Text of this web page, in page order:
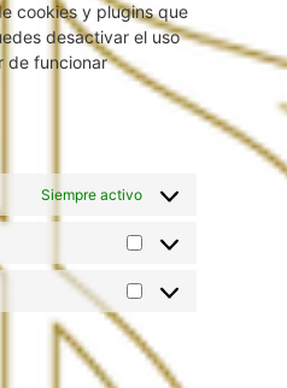
cookies y plugins que
desactivar el uso
de funcionar
Siempre activo